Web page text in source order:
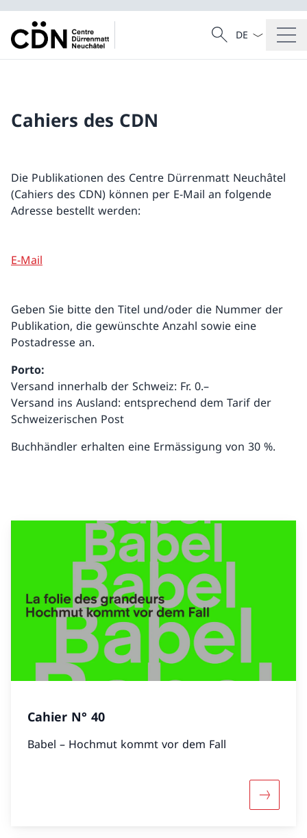
Suche
Suche
Sprach
Cahiers des CDN
Die Publikationen des Centre Dürrenmatt Neuchâtel
(Cahiers des CDN) können per E-Mail an folgende
Adresse bestellt werden:
E-Mail
Geben Sie bitte den Titel und/oder die Nummer der
Publikation, die gewünschte Anzahl sowie eine
Postadresse an.
Porto:
Versand innerhalb der Schweiz: Fr. 0.–
Versand ins Ausland: entsprechend dem Tarif der
Schweizerischen Post
Buchhändler erhalten eine Ermässigung von 30 %.
Cahier N° 40
Babel – Hochmut kommt vor dem Fall
Mehr